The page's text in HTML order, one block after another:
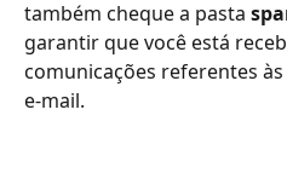
também cheque a pasta
garantir que você está
comunicações referentes
e-mail.